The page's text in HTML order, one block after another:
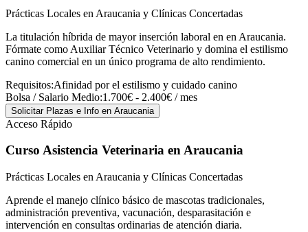
Prácticas Locales en Araucania y Clínicas Concertadas
La titulación híbrida de mayor inserción laboral en en Araucania.
Fórmate como Auxiliar Técnico Veterinario y domina el estilismo
canino comercial en un único programa de alto rendimiento.
Requisitos:Afinidad por el estilismo y cuidado canino
Bolsa / Salario Medio:1.700€ - 2.400€ / mes
Solicitar Plazas e Info en Araucania
Acceso Rápido
Curso Asistencia Veterinaria en Araucania
Prácticas Locales en Araucania y Clínicas Concertadas
Aprende el manejo clínico básico de mascotas tradicionales,
administración preventiva, vacunación, desparasitación e
intervención en consultas ordinarias de atención diaria.